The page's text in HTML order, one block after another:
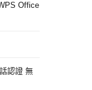
Office
認證 無